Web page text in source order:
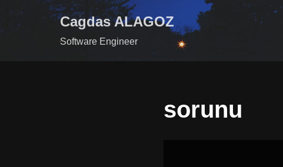
Cagdas ALAGOZ
Software Engineer
sorunu